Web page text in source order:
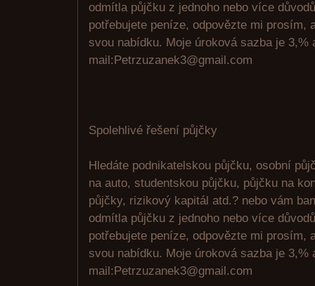
odmítla půjčku z jednoho nebo více
potřebujete peníze, odpovězte mi prosím,
svou nabídku. Moje úroková sazba je 3,%
mail:Petrzuzanek3@gmail.com
Spolehlivé řešení půjčky
Hledáte podnikatelskou půjčku, osobní
na auto, studentskou půjčku, půjčku na
půjčky, rizikový kapitál atd.? nebo vám
odmítla půjčku z jednoho nebo více
potřebujete peníze, odpovězte mi prosím,
svou nabídku. Moje úroková sazba je 3,%
mail:Petrzuzanek3@gmail.com